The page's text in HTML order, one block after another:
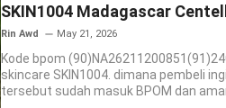
SKIN1004 Madagascar
Rin Awd May 21, 2026
Kode bpom
skincare SKIN1004. dimana pembeli
tersebut sudah masuk BPOM dan